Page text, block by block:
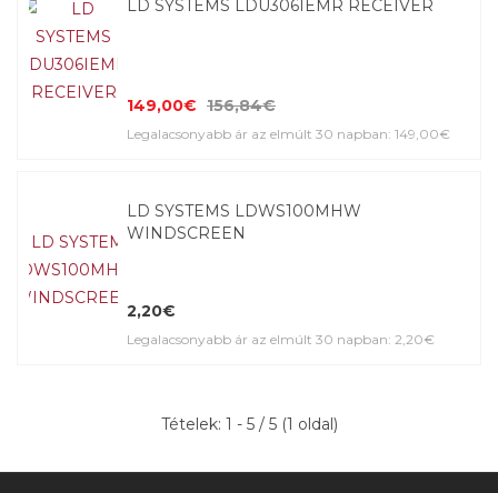
LD SYSTEMS LDU306IEMR RECEIVER
149,00€ 156,84€
Legalacsonyabb ár az elmúlt 30 napban: 149,00€
LD SYSTEMS LDWS100MHW
WINDSCREEN
2,20€
Legalacsonyabb ár az elmúlt 30 napban: 2,20€
Tételek: 1 - 5 / 5 (1 oldal)